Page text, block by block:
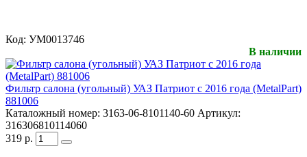
Код: УМ0013746
В наличии
Фильтр салона (угольный) УАЗ Патриот с 2016 года (MetalPart)
881006
Каталожный номер: 3163-06-8101140-60 Артикул:
316306810114060
319 р.